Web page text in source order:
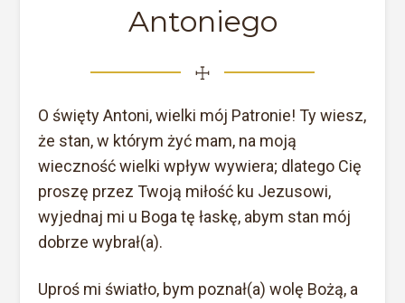
Antoniego
☩
O święty Antoni, wielki mój Patronie! Ty wiesz,
że stan, w którym żyć mam, na moją
wieczność wielki wpływ wywiera; dlatego Cię
proszę przez Twoją miłość ku Jezusowi,
wyjednaj mi u Boga tę łaskę, abym stan mój
dobrze wybrał(a).
Uproś mi światło, bym poznał(a) wolę Bożą, a